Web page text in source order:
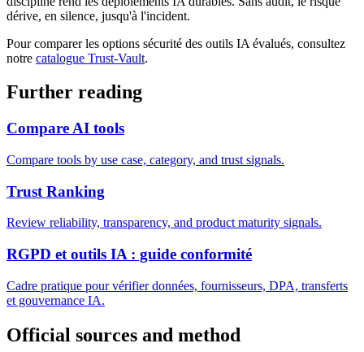
dérive, en silence, jusqu'à l'incident.
Pour comparer les options sécurité des outils IA évalués, consultez
notre catalogue Trust-Vault.
Further reading
Compare AI tools
Compare tools by use case, category, and trust signals.
Trust Ranking
Review reliability, transparency, and product maturity signals.
RGPD et outils IA : guide conformité
Cadre pratique pour vérifier données, fournisseurs, DPA, transferts
et gouvernance IA.
Official sources and method